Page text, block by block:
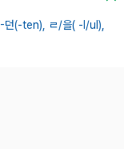
-던(-ten), ㄹ/을( -l/ul),